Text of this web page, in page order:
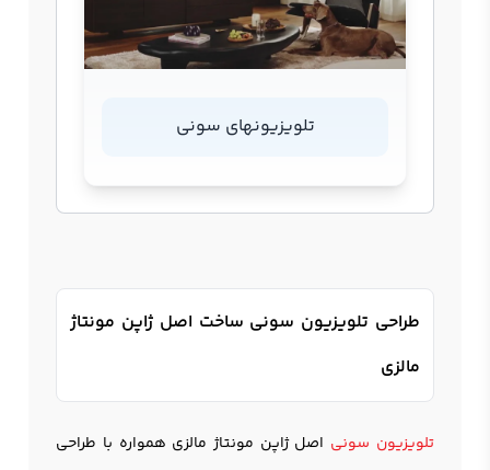
تلویزیونهای سونی
طراحی تلویزیون سونی ساخت اصل ژاپن مونتاژ
مالزی
تلویزیون سونی اصل ژاپن مونتاژ مالزی همواره با طراحی